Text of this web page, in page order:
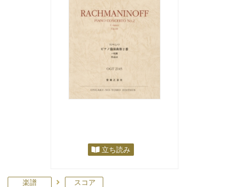
立ち読み
楽譜 スコア